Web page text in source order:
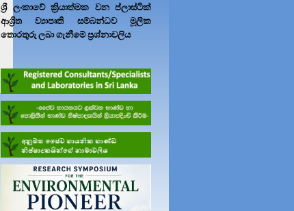
ශ්‍රී ලංකාවේ ක්‍රියාත්මක වන ප්ලාස්ටික්
ආශ්‍රිත ව්‍යාපෘති සම්බන්ධව මූලික
තොරතුරු ලබා ගැනීමේ ප්‍රශ්නාවලිය